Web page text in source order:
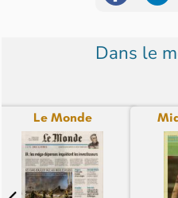
Dans le
Le Monde